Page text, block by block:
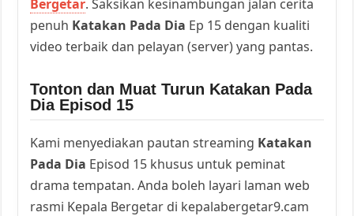
Bergetar. Saksikan kesinambungan jalan cerita
penuh Katakan Pada Dia Ep 15 dengan kualiti
video terbaik dan pelayan (server) yang pantas.
Tonton dan Muat Turun Katakan Pada
Dia Episod 15
Kami menyediakan pautan streaming Katakan
Pada Dia Episod 15 khusus untuk peminat
drama tempatan. Anda boleh layari laman web
rasmi Kepala Bergetar di kepalabergetar9.cam